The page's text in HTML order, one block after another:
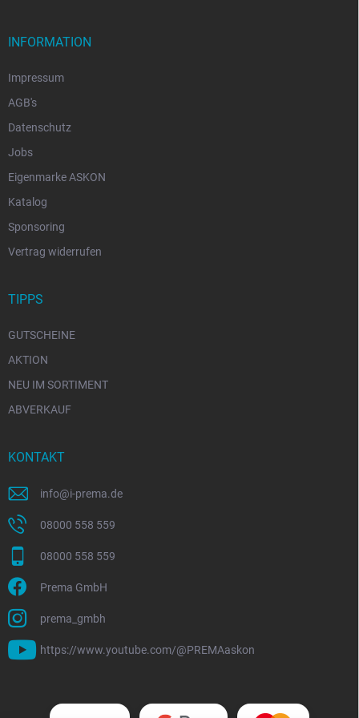
INFORMATION
Impressum
AGB's
Datenschutz
Jobs
Eigenmarke ASKON
Katalog
Sponsoring
Vertrag widerrufen
TIPPS
GUTSCHEINE
AKTION
NEU IM SORTIMENT
ABVERKAUF
KONTAKT
info@i-prema.de
08000 558 559
08000 558 559
Prema GmbH
prema_gmbh
https://www.youtube.com/@PREMAaskon